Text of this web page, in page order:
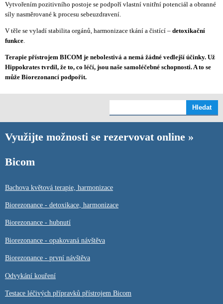
Vytvořením pozitivního postoje se podpoří vlastní vnitřní potenciál a obranné
síly nasměrované k procesu sebeuzdravení.
V těle se vyladí stabilita orgánů, harmonizace tkání a čistící – detoxikační
funkce
Terapie přístrojem BICOM je nebolestivá a nemá žádné vedlejší účinky. Už
Hippokrates tvrdil, že to, co léčí, jsou naše samoléčebné schopnosti. A to se
může Biorezonancí podpořit.
Využijte možnosti se rezervovat online »
Bicom
Bachova květová terapie, harmonizace
Biorezonance - detoxikace, harmonizace
Biorezonance - hubnutí
Biorezonance - opakovaná návštěva
Biorezonance - první návštěva
Odvykání kouření
Testace léčivých přípravků přístrojem Bicom